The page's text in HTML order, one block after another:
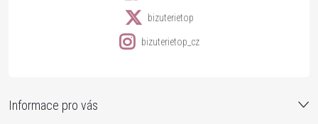
Informace pro vás
bizuterietop
bizuterietop_cz